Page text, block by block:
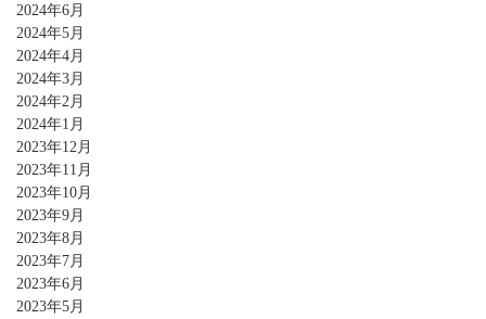
2024年6月
2024年5月
2024年4月
2024年3月
2024年2月
2024年1月
2023年12月
2023年11月
2023年10月
2023年9月
2023年8月
2023年7月
2023年6月
2023年5月